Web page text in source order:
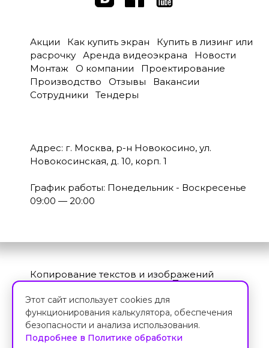
Акции Как купить экран
Купить в лизинг или
расрочку
Аренда видеоэкрана
Новости
Монтаж
О компании
Проектирование
Производство
Отзывы
Вакансии
Сотрудники
Тендеры
Адрес: г. Москва, р-н Новокосино, ул.
Новокосинская, д. 10, корп. 1
График работы: Понедельник - Воскресенье
09:00 — 20:00
Копирование текстов и изображений
категорически запрещено.Политика
© Завод экранов 2011—2024
Этот сайт использует cookies для
функционирования калькулятора, обеспечения
безопасности и анализа использования.
Подробнее в Политике обработки